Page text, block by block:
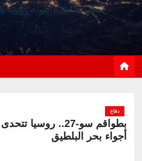
يغطي نشاطات القوات الجوية
دفاع
بطواقم سو-27.. روسيا
أجواء بحر البلطيق